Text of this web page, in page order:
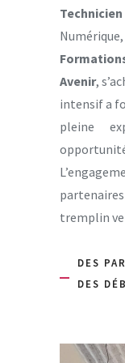
Avenir,
intensif a
pleine
tremplin
DES
DES